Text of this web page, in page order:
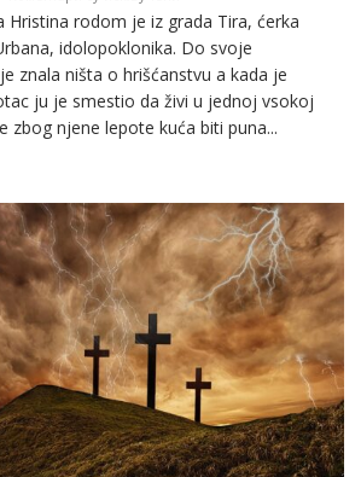
Svеta
vеlikоmučеnica
Hristina
Hristina rodom je iz grada Tira, ćerka
idolopoklonika. Dо svоје
znala ništa o hrišćanstvu a kada je
ju je smestio da živi u jednoj vsokoj
zbog njene lepote kuća biti puna...